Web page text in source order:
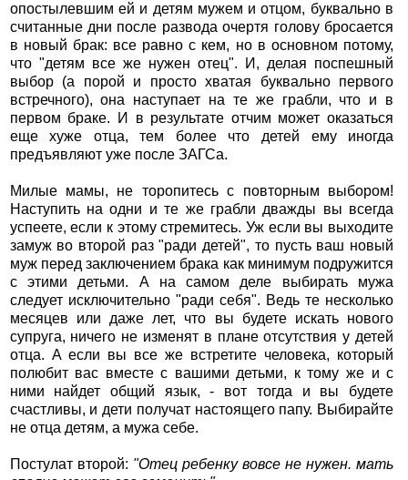
опостылевшим ей и детям мужем и отцом, буквально в
считанные дни после развода очертя голову бросается
в новый брак: все равно с кем, но в основном потому,
что "детям все же нужен отец". И, делая поспешный
выбор (а порой и просто хватая буквально первого
встречного), она наступает на те же грабли, что и в
первом браке. И в результате отчим может оказаться
еще хуже отца, тем более что детей ему иногда
предъявляют уже после ЗАГСа.
Милые мамы, не торопитесь с повторным выбором!
Наступить на одни и те же грабли дважды вы всегда
успеете, если к этому стремитесь. Уж если вы выходите
замуж во второй раз "ради детей", то пусть ваш новый
муж перед заключением брака как минимум подружится
с этими детьми. А на самом деле выбирать мужа
следует исключительно "ради себя". Ведь те несколько
месяцев или даже лет, что вы будете искать нового
супруга, ничего не изменят в плане отсутствия у детей
отца. А если вы все же встретите человека, который
полюбит вас вместе с вашими детьми, к тому же и с
ними найдет общий язык, - вот тогда и вы будете
счастливы, и дети получат настоящего папу. Выбирайте
не отца детям, а мужа себе.
Постулат второй: "Отец ребенку вовсе не нужен. мать